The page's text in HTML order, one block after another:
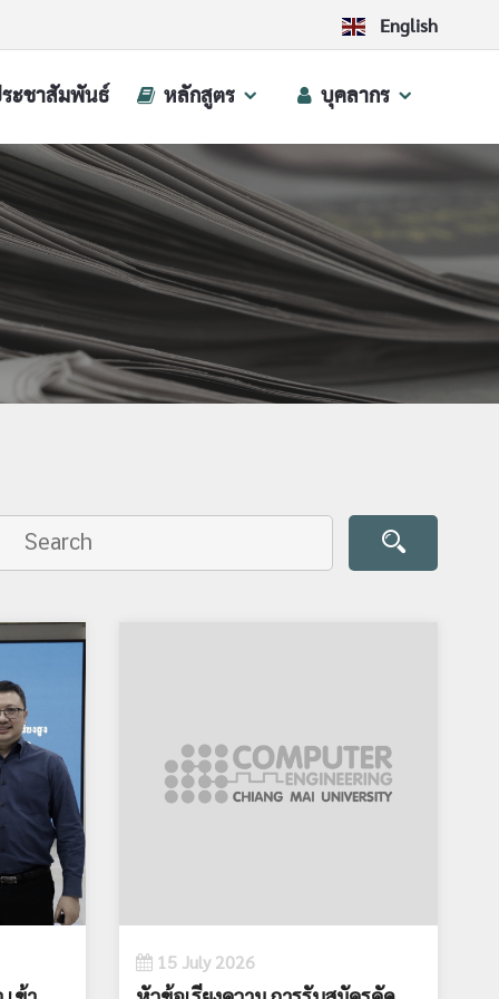
English
ะชาสัมพันธ์ หลักสูตร บุคลากร
15 July 2026